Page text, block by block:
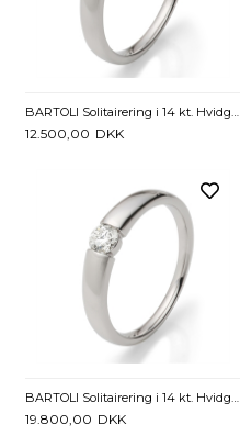
12.500,00 DKK
BARTOLI Solitairering i 14 kt. Hvidguld med Diamant - 0,25 ct.
19.800,00 DKK